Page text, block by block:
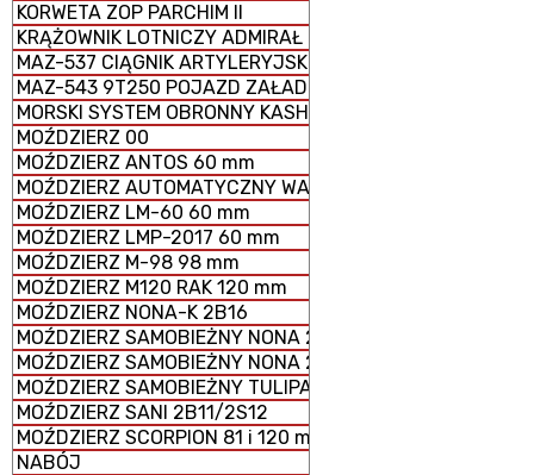
KORWETA ZOP PARCHIM II
KRĄŻOWNIK LOTNICZY ADMIRAŁ KUZNIECOW
MAZ-537 CIĄGNIK ARTYLERYJSKI
MAZ-543 9T250 POJAZD ZAŁADOWCZY
MORSKI SYSTEM OBRONNY KASHTAN
MOŹDZIERZ 00
MOŹDZIERZ ANTOS 60 mm
MOŹDZIERZ AUTOMATYCZNY WASILOK 2B9
MOŹDZIERZ LM-60 60 mm
MOŹDZIERZ LMP-2017 60 mm
MOŹDZIERZ M-98 98 mm
MOŹDZIERZ M120 RAK 120 mm
MOŹDZIERZ NONA-K 2B16
MOŹDZIERZ SAMOBIEŻNY NONA 2S23-SWK
MOŹDZIERZ SAMOBIEŻNY NONA 2S9
MOŹDZIERZ SAMOBIEŻNY TULIPAN 2S4
MOŹDZIERZ SANI 2B11/2S12
MOŹDZIERZ SCORPION 81 i 120 mm MODUŁOWY SYSTEM
NABÓJ